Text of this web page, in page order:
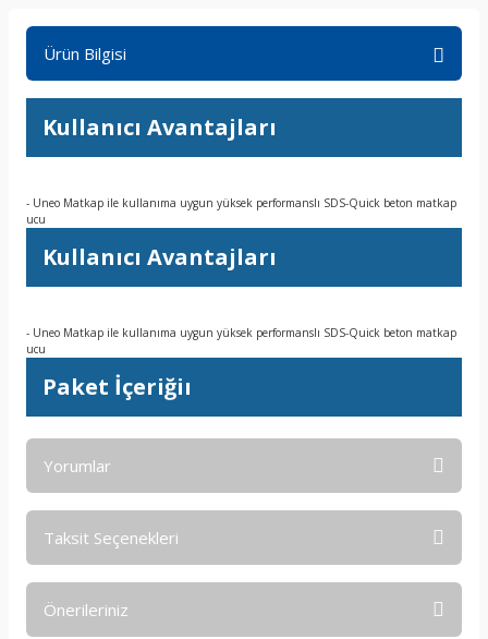
Ürün Bilgisi
Kullanıcı Avantajları
- Uneo Matkap ile kullanıma uygun yüksek performanslı SDS-Quick beton matkap
ucu
Kullanıcı Avantajları
- Uneo Matkap ile kullanıma uygun yüksek performanslı SDS-Quick beton matkap
ucu
Paket İçeriğiı
Yorumlar
Taksit Seçenekleri
Önerileriniz